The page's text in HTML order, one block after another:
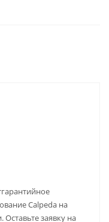
Calpeda на
заявку на